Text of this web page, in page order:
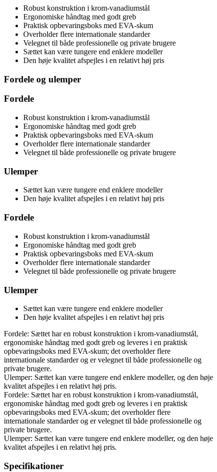
Robust konstruktion i krom-vanadiumstål
Ergonomiske håndtag med godt greb
Praktisk opbevaringsboks med EVA-skum
Overholder flere internationale standarder
Velegnet til både professionelle og private brugere
Sættet kan være tungere end enklere modeller
Den høje kvalitet afspejles i en relativt høj pris
Fordele og ulemper
Fordele
Robust konstruktion i krom-vanadiumstål
Ergonomiske håndtag med godt greb
Praktisk opbevaringsboks med EVA-skum
Overholder flere internationale standarder
Velegnet til både professionelle og private brugere
Ulemper
Sættet kan være tungere end enklere modeller
Den høje kvalitet afspejles i en relativt høj pris
Fordele
Robust konstruktion i krom-vanadiumstål
Ergonomiske håndtag med godt greb
Praktisk opbevaringsboks med EVA-skum
Overholder flere internationale standarder
Velegnet til både professionelle og private brugere
Ulemper
Sættet kan være tungere end enklere modeller
Den høje kvalitet afspejles i en relativt høj pris
Fordele: Sættet har en robust konstruktion i krom-vanadiumstål,
ergonomiske håndtag med godt greb og leveres i en praktisk
opbevaringsboks med EVA-skum; det overholder flere
internationale standarder og er velegnet til både professionelle og
private brugere.
Ulemper: Sættet kan være tungere end enklere modeller, og den høje
kvalitet afspejles i en relativt høj pris.
Fordele: Sættet har en robust konstruktion i krom-vanadiumstål,
ergonomiske håndtag med godt greb og leveres i en praktisk
opbevaringsboks med EVA-skum; det overholder flere
internationale standarder og er velegnet til både professionelle og
private brugere.
Ulemper: Sættet kan være tungere end enklere modeller, og den høje
kvalitet afspejles i en relativt høj pris.
Specifikationer